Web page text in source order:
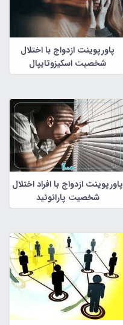
پاورپوینت ازدواج با اختلال
شخصیت اسکیزوتایپال
پاورپوینت ازدواج با افراد اختلال
شخصیت پارانوئید